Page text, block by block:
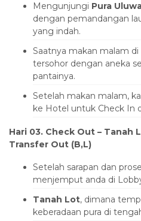
Mengunjungi Pura
dengan pemandangan
yang indah.
Saatnya makan malam di
tersohor dengan aneka
pantainya.
Setelah makan malam,
ke Hotel untuk Check In
Hari 03. Check Out – Tanah
Transfer Out (B,L)
Setelah sarapan dan
menjemput anda di
Tanah Lot, dimana
keberadaan pura di